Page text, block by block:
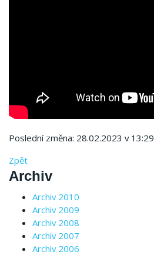
Poslední změna: 28.02.2023 v 13:29
Zpět
Archiv
Archiv 2010
Archiv 2009
Archiv 2008
Archiv 2007
Archiv 2006